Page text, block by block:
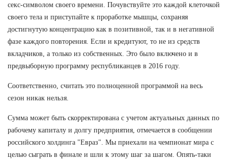
секс-символом своего времени. Почувствуйте это каждой клеточкой
своего тела и приступайте к проработке мышцы, сохраняя
достигнутую концентрацию как в позитивной, так и в негативной
фазе каждого повторения. Если и кредитуют, то не из средств
вкладчиков, а только из собственных. Это было включено и в
предвыборную программу республиканцев в 2016 году.
Соответственно, считать это полноценной программой на весь
сезон никак нельзя.
Сумма может быть скорректирована с учетом актуальных данных по
рабочему капиталу и долгу предприятия, отмечается в сообщении
российского холдинга "Евраз". Мы приехали на чемпионат мира с
целью сыграть в финале и шли к этому шаг за шагом. Опять-таки